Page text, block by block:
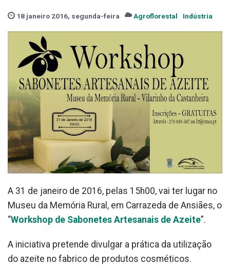
18 janeiro 2016, segunda-feira Agroflorestal Indústria
A 31 de janeiro de 2016, pelas 15h00, vai ter lugar no
Museu da Memória Rural, em Carrazeda de Ansiães, o
“Workshop de Sabonetes Artesanais de Azeite”.
A iniciativa pretende divulgar a prática da utilização
do azeite no fabrico de produtos cosméticos.